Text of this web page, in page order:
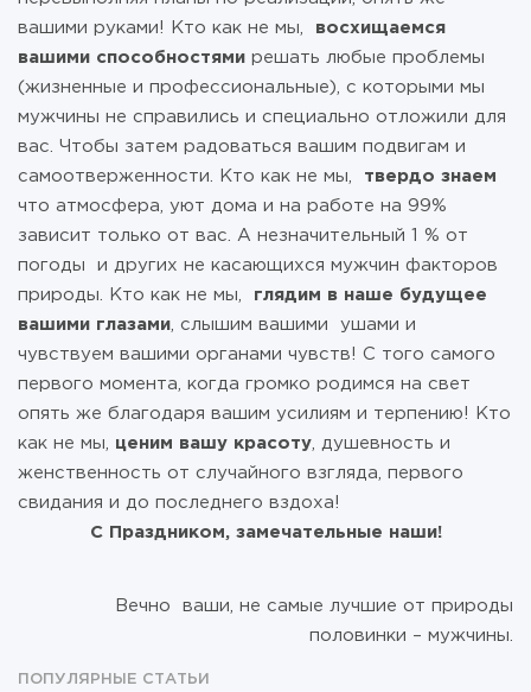
вашими руками! Кто как не мы, восхищаемся
вашими способностями решать любые проблемы
(жизненные и профессиональные), с которыми мы
мужчины не справились и специально отложили для
вас. Чтобы затем радоваться вашим подвигам и
самоотверженности. Кто как не мы, твердо знаем
что атмосфера, уют дома и на работе на 99%
зависит только от вас. А незначительный 1 % от
погоды и других не касающихся мужчин факторов
природы. Кто как не мы, глядим в наше будущее
вашими глазами , слышим вашими ушами и
чувствуем вашими органами чувств! С того самого
первого момента, когда громко родимся на свет
опять же благодаря вашим усилиям и терпению! Кто
как не мы, ценим вашу красоту , душевность и
женственность от случайного взгляда, первого
свидания и до последнего вздоха!
С Праздником, замечательные наши!
Вечно ваши, не самые лучшие от природы
половинки – мужчины.
ПОПУЛЯРНЫЕ СТАТЬИ